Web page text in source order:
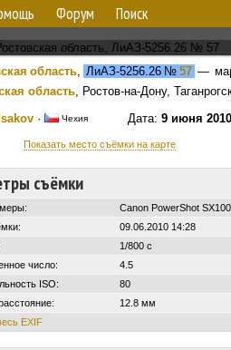
Форум Поиск
область, ЛиАЗ-5256.26№ 57 —
область, Ростов-на-Дону,
· ЧехияДата: 9 июня
Показать место съёмки на карте
съёмки
Canon PowerShot
09.06.2010 14:28
1/800 с
число:
4.5
ISO:
80
12.8 мм
EXIF